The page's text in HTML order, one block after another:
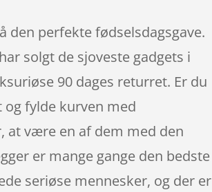
den perfekte fødselsdagsgave.
solgt de sjoveste gadgets i
90 dages returret. Er du
fylde kurven med
at være en af dem med den
er mange gange den bedste
seriøse mennesker, og der er